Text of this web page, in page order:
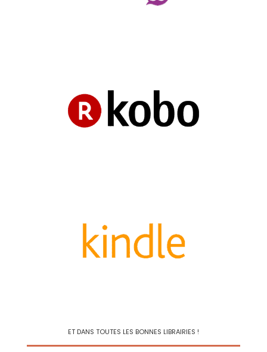
ET DANS TOUTES LES BONNES LIBRAIRIES !